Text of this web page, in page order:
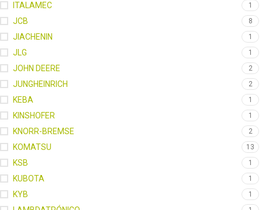
ITALAMEC 1
JCB 8
JIACHENIN 1
JLG 1
JOHN DEERE 2
JUNGHEINRICH 2
KEBA 1
KINSHOFER 1
KNORR-BREMSE 2
KOMATSU 13
KSB 1
KUBOTA 1
KYB 1